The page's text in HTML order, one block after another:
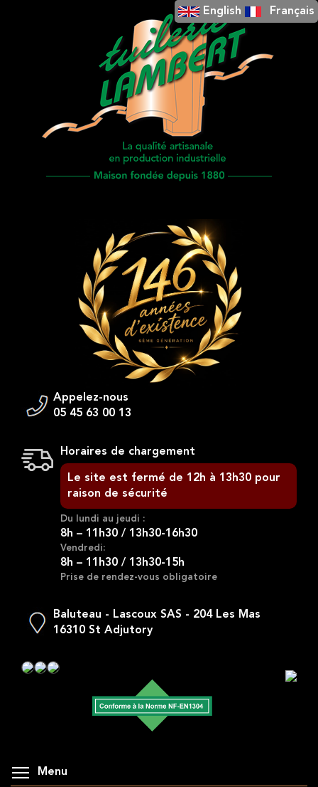
Appelez-nous
05 45 63 00 13
Horaires de chargement
Le site est fermé de 12h à 13h30 pour
raison de sécurité
Du lundi au jeudi :
8h – 11h30 / 13h30-16h30
Vendredi:
8h – 11h30 / 13h30-15h
Prise de rendez-vous obligatoire
Baluteau - Lascoux SAS - 204 Les Mas
16310 St Adjutory
Menu
English Français